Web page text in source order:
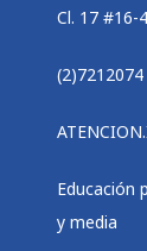
Cl. 17 #16-
(2)7212074
Educación
y media